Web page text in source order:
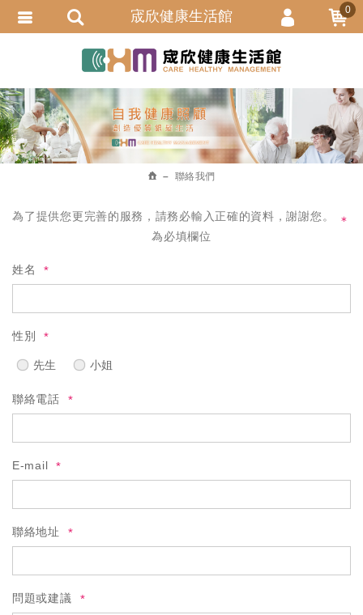
聯絡我們
為了提供您更完善的服務，請務必輸入正確的資料，謝謝您。 ＊
為必填欄位
姓名
性別
先生 小姐
聯絡電話
E-mail
聯絡地址
問題或建議
宬欣健康生活館 0
會員登入
忘記密碼
訂單查詢
追蹤清單
繁體中文